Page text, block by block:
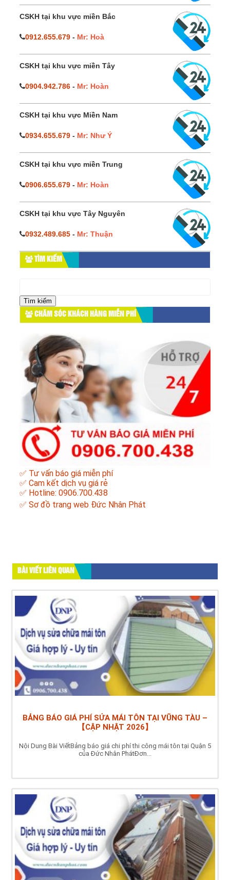
CSKH tại khu vực miền Bắc
0912.655.679 - Mr: Hoà
CSKH tại khu vực miền Tây
0904.942.786 - Mr: Hoàn
CSKH tại khu vực Miền Nam
0934.655.679 - Mr: Như Ý
CSKH tại khu vực miền Trung
0906.655.679 - Mr: Hoàn
CSKH tại khu vực Tây Nguyên
0932.489.685 - Mr: Thuận
TÌM KIẾM
cho:
CHĂM SÓC KHÁCH HÀNG MIỄN PHÍ
✅ Tư vấn báo giá miễn phí
✅ Cam kết dịch vụ giá rẻ
✅ Hotline: 0906.700.438
✅ Sơ đồ trang web Đức Nhân Phát
BÀI VIẾT LIÊN QUAN
BẢNG BÁO GIÁ PHÍ SỬA MÁI TÔN TẠI VŨNG TÀU –
【CẬP NHẬT 2026】
Nội Dung Bài ViếtBảng báo giá chi phí thi công mái tôn tại Quận 5
của Đức Nhân PhátĐơn...